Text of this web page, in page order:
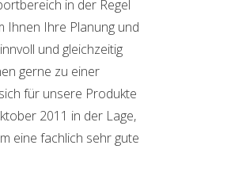
in der Regel
Ihnen Ihre Planung und
und gleichzeitig
gerne zu einer
für unsere Produkte
2011 in der Lage,
eine fachlich sehr gute